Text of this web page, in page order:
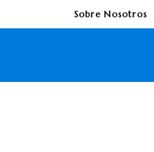
Sobre Nosotros